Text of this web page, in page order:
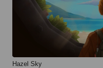
Hazel Sky